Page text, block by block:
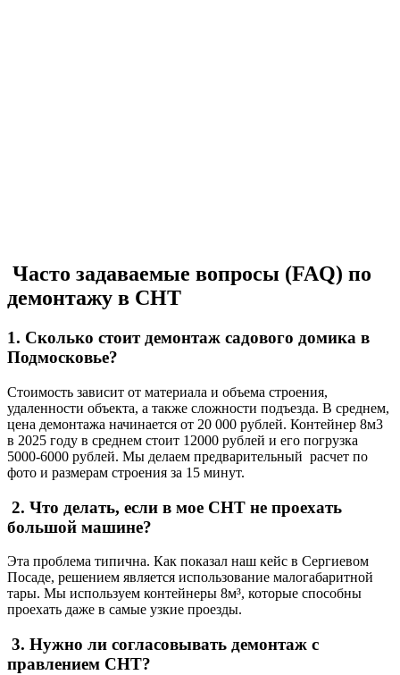
Часто задаваемые вопросы (FAQ) по
демонтажу в СНТ
1. Сколько стоит демонтаж садового домика в
Подмосковье?
Стоимость зависит от материала и объема строения,
удаленности объекта, а также сложности подъезда. В среднем,
цена демонтажа начинается от 20 000 рублей. Контейнер 8м3
в 2025 году в среднем стоит 12000 рублей и его погрузка
5000-6000 рублей. Мы делаем предварительный расчет по
фото и размерам строения за 15 минут.
2. Что делать, если в мое СНТ не проехать
большой машине?
Эта проблема типична. Как показал наш кейс в Сергиевом
Посаде, решением является использование малогабаритной
тары. Мы используем контейнеры 8м³, которые способны
проехать даже в самые узкие проезды.
3. Нужно ли согласовывать демонтаж с
правлением СНТ?